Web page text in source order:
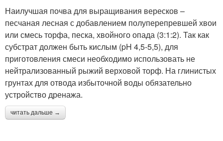
Наилучшая почва для выращивания вересков –
песчаная лесная с добавлением полуперепревшей хвои
или смесь торфа, песка, хвойного опада (3:1:2). Так как
субстрат должен быть кислым (pH 4,5-5,5), для
приготовления смеси необходимо использовать не
нейтрализованный рыжий верховой торф. На глинистых
грунтах для отвода избыточной воды обязательно
устройство дренажа.
читать дальше →